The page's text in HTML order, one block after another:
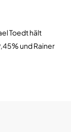
Toedt hält
und Rainer